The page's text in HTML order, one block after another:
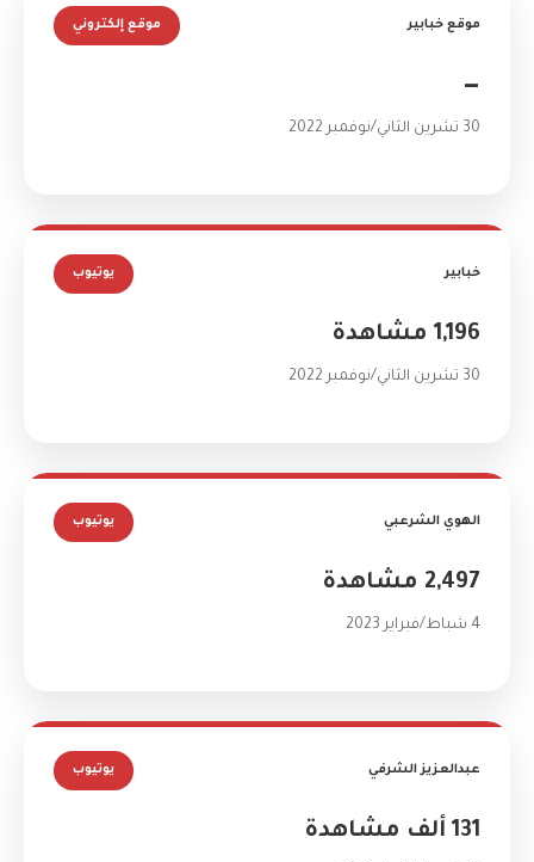
موقع خبابير موقع إلكتروني
—
30 تشرين الثاني/نوفمبر 2022
خبابير يوتيوب
1,196 مشاهدة
30 تشرين الثاني/نوفمبر 2022
الهوي الشرعبي يوتيوب
2,497 مشاهدة
4 شباط/فبراير 2023
عبدالعزيز الشرفي يوتيوب
131 ألف مشاهدة